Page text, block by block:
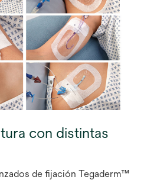
con distintas
de fijación Tegaderm™